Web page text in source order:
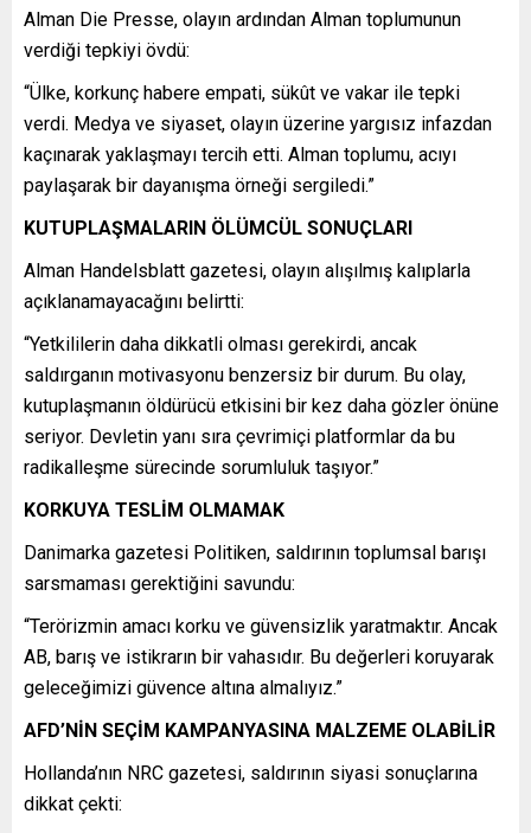
Alman Die Presse, olayın ardından Alman toplumunun
verdiği tepkiyi övdü:
“Ülke, korkunç habere empati, sükût ve vakar ile tepki
verdi. Medya ve siyaset, olayın üzerine yargısız infazdan
kaçınarak yaklaşmayı tercih etti. Alman toplumu, acıyı
paylaşarak bir dayanışma örneği sergiledi.”
KUTUPLAŞMALARIN ÖLÜMCÜL SONUÇLARI
Alman Handelsblatt gazetesi, olayın alışılmış kalıplarla
açıklanamayacağını belirtti:
“Yetkililerin daha dikkatli olması gerekirdi, ancak
saldırganın motivasyonu benzersiz bir durum. Bu olay,
kutuplaşmanın öldürücü etkisini bir kez daha gözler önüne
seriyor. Devletin yanı sıra çevrimiçi platformlar da bu
radikalleşme sürecinde sorumluluk taşıyor.”
KORKUYA TESLİM OLMAMAK
Danimarka gazetesi Politiken, saldırının toplumsal barışı
sarsmaması gerektiğini savundu:
“Terörizmin amacı korku ve güvensizlik yaratmaktır. Ancak
AB, barış ve istikrarın bir vahasıdır. Bu değerleri koruyarak
geleceğimizi güvence altına almalıyız.”
AFD’NİN SEÇİM KAMPANYASINA MALZEME OLABİLİR
Hollanda’nın NRC gazetesi, saldırının siyasi sonuçlarına
dikkat çekti: